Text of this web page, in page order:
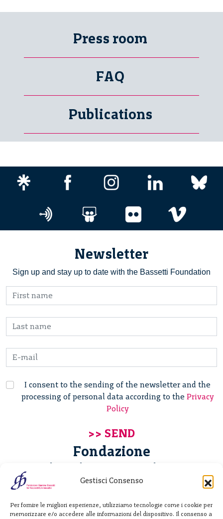
Gestisci Consenso
Per fornire le migliori esperienze, utilizziamo tecnologie come i cookie per
memorizzare e/o accedere alle informazioni del dispositivo. Il consenso a
Press room
FAQ
Publications
Newsletter
Sign up and stay up to date with the Bassetti Foundation
I consent to the sending of the newsletter and the
processing of personal data according to the Privacy
Policy
Fondazione
Giannino Bassetti ETS
20122 Milano - Italia